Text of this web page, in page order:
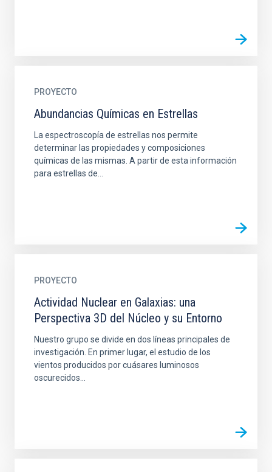
PROYECTO
Abundancias Químicas en Estrellas
La espectroscopía de estrellas nos permite
determinar las propiedades y composiciones
químicas de las mismas. A partir de esta información
para estrellas de...
PROYECTO
Actividad Nuclear en Galaxias: una
Perspectiva 3D del Núcleo y su Entorno
Nuestro grupo se divide en dos líneas principales de
investigación. En primer lugar, el estudio de los
vientos producidos por cuásares luminosos
oscurecidos...